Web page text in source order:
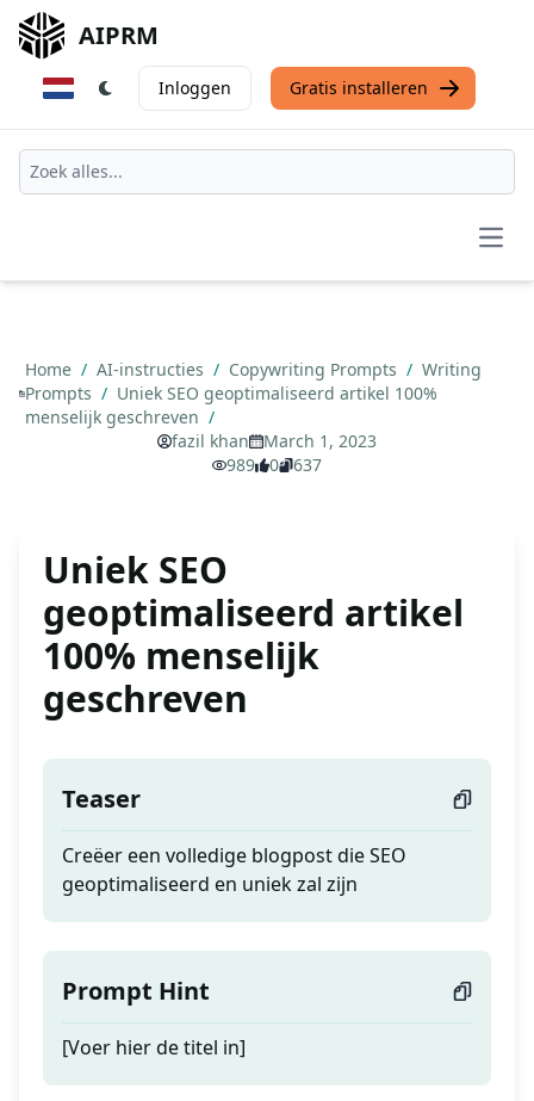
AIPRM
Inloggen Gratis installeren
Home / AI-instructies / Copywriting Prompts / Writing
Prompts / Uniek SEO geoptimaliseerd artikel 100%
menselijk geschreven /
fazil khan
March 1, 2023
989
0 637
Uniek SEO
geoptimaliseerd artikel
100% menselijk
geschreven
Teaser
Creëer een volledige blogpost die SEO
geoptimaliseerd en uniek zal zijn
Prompt Hint
[Voer hier de titel in]